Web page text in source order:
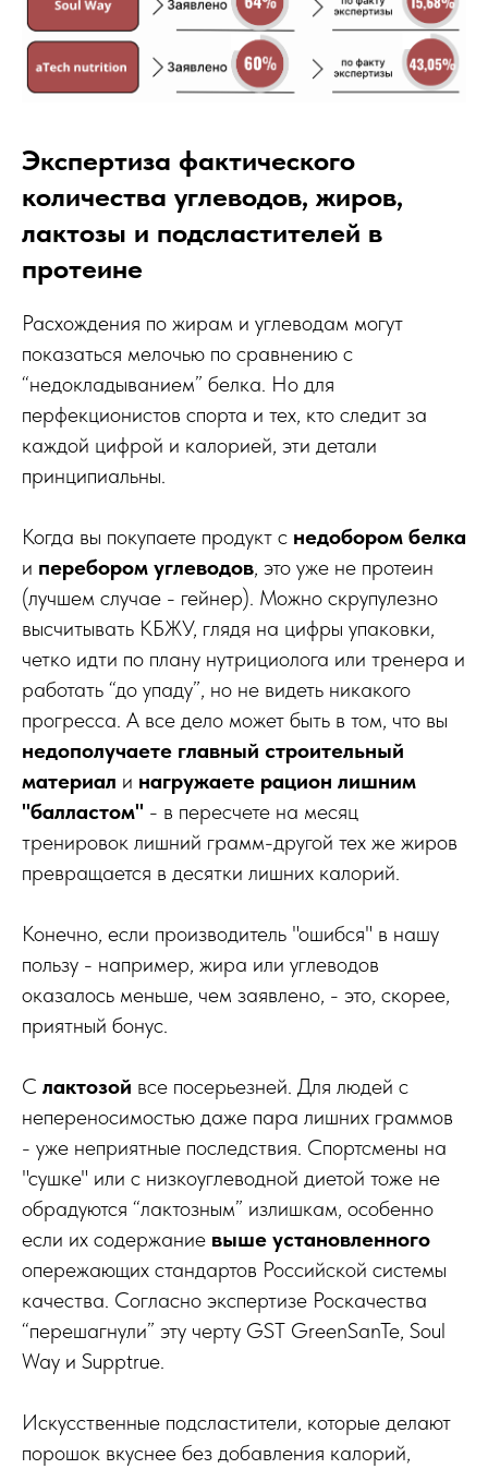
Экспертиза фактического
количества углеводов, жиров,
лактозы и подсластителей в
протеине
Расхождения по жирам и углеводам могут
показаться мелочью по сравнению с
“недокладыванием” белка. Но для
перфекционистов спорта и тех, кто следит за
каждой цифрой и калорией, эти детали
принципиальны.
Когда вы покупаете продукт с недобором белка
и перебором углеводов, это уже не протеин
(лучшем случае - гейнер). Можно скрупулезно
высчитывать КБЖУ, глядя на цифры упаковки,
четко идти по плану нутрициолога или тренера и
работать “до упаду”, но не видеть никакого
прогресса. А все дело может быть в том, что вы
недополучаете главный строительный
материал и нагружаете рацион лишним
"балластом" - в пересчете на месяц
тренировок лишний грамм-другой тех же жиров
превращается в десятки лишних калорий.
Конечно, если производитель "ошибся" в нашу
пользу - например, жира или углеводов
оказалось меньше, чем заявлено, - это, скорее,
приятный бонус.
С лактозой все посерьезней. Для людей с
непереносимостью даже пара лишних граммов
- уже неприятные последствия. Спортсмены на
"сушке" или с низкоуглеводной диетой тоже не
обрадуются “лактозным” излишкам, особенно
если их содержание выше установленного
опережающих стандартов Российской системы
качества. Согласно экспертизе Роскачества
“перешагнули” эту черту GST GreenSanTe, Soul
Way и Supptrue.
Искусственные подсластители, которые делают
порошок вкуснее без добавления калорий,